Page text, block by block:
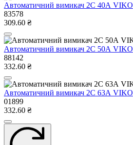
Автоматичний вимикач 2C 40А VIKO
83578
309.60 ₴
Автоматичний вимикач 2C 50А VIKO
88142
332.60 ₴
Автоматичний вимикач 2C 63А VIKO
01899
332.60 ₴